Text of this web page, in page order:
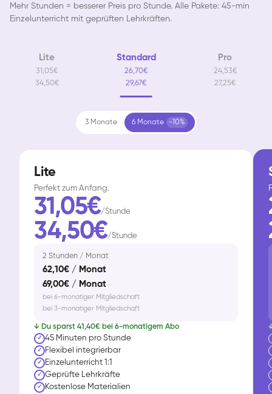
Mehr Stunden = besserer Preis pro Stunde. Alle Pakete: 45-min
Einzelunterricht mit geprüften Lehrkräften.
Lite
31,05€
34,50€
Standard
26,70€
29,67€
Pro
24,53€
27,25€
3 Monate 6 Monate -10%
Lite
Perfekt zum Anfang.
31,05€/Stunde
34,50€/Stunde
2 Stunden / Monat
62,10€ / Monat
69,00€ / Monat
bei 6-monatiger Mitgliedschaft
bei 3-monatiger Mitgliedschaft
↓ Du sparst 41,40€ bei 6-monatigem Abo
✓ 45 Minuten pro Stunde
✓ Flexibel integrierbar
✓ Einzelunterricht 1:1
✓ Geprüfte Lehrkräfte
✓ Kostenlose Materialien